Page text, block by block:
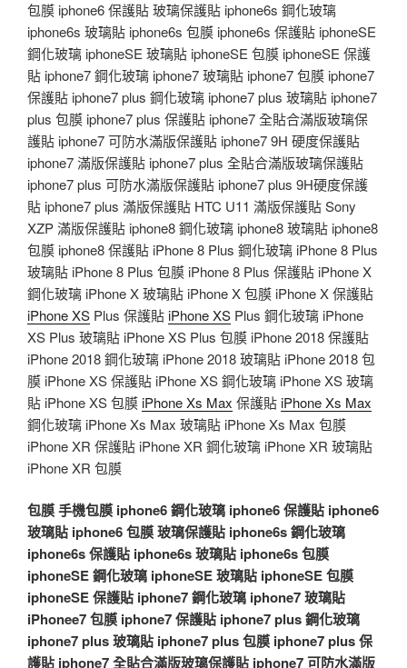
包膜 iphone6 保護貼 玻璃保護貼 iphone6s 鋼化玻璃
iphone6s 玻璃貼 iphone6s 包膜 iphone6s 保護貼 iphoneSE
鋼化玻璃 iphoneSE 玻璃貼 iphoneSE 包膜 iphoneSE 保護
貼 iphone7 鋼化玻璃 iphone7 玻璃貼 iphone7 包膜 iphone7
保護貼 iphone7 plus 鋼化玻璃 iphone7 plus 玻璃貼 iphone7
plus 包膜 iphone7 plus 保護貼 iphone7 全貼合滿版玻璃保
護貼 iphone7 可防水滿版保護貼 iphone7 9H 硬度保護貼
iphone7 滿版保護貼 iphone7 plus 全貼合滿版玻璃保護貼
iphone7 plus 可防水滿版保護貼 iphone7 plus 9H硬度保護
貼 iphone7 plus 滿版保護貼 HTC U11 滿版保護貼 Sony
XZP 滿版保護貼 iphone8 鋼化玻璃 iphone8 玻璃貼 iphone8
包膜 iphone8 保護貼 iPhone 8 Plus 鋼化玻璃 iPhone 8 Plus
玻璃貼 iPhone 8 Plus 包膜 iPhone 8 Plus 保護貼 iPhone X
鋼化玻璃 iPhone X 玻璃貼 iPhone X 包膜 iPhone X 保護貼
iPhone XS Plus 保護貼iPhone XS Plus 鋼化玻璃 iPhone
XS Plus 玻璃貼 iPhone XS Plus 包膜 iPhone 2018 保護貼
iPhone 2018 鋼化玻璃 iPhone 2018 玻璃貼 iPhone 2018 包
膜 iPhone XS 保護貼 iPhone XS 鋼化玻璃 iPhone XS 玻璃
貼 iPhone XS 包膜iPhone Xs Max 保護貼iPhone Xs Max
鋼化玻璃 iPhone Xs Max 玻璃貼 iPhone Xs Max 包膜
iPhone XR 保護貼 iPhone XR 鋼化玻璃 iPhone XR 玻璃貼
iPhone XR 包膜
包膜手機包膜 iphone6 鋼化玻璃 iphone6 保護貼 iphone6
玻璃貼 iphone6 包膜玻璃保護貼 iphone6s 鋼化玻璃
iphone6s 保護貼 iphone6s 玻璃貼 iphone6s 包膜
iphoneSE 鋼化玻璃 iphoneSE 玻璃貼 iphoneSE 包膜
iphoneSE 保護貼 iphone7 鋼化玻璃 iphone7 玻璃貼
iPhonee7 包膜 iphone7 保護貼 iphone7 plus 鋼化玻璃
iphone7 plus 玻璃貼 iphone7 plus 包膜 iphone7 plus 保
護貼 iphone7 全貼合滿版玻璃保護貼 iphone7 可防水滿版